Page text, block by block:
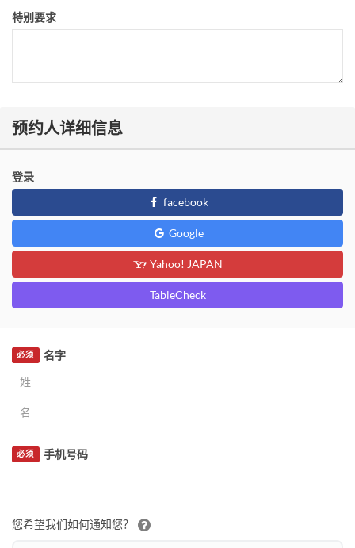
特别要求
预约人详细信息
登录
facebook
Google
Yahoo! JAPAN
TableCheck
名字
必须
手机号码
必须
您希望我们如何通知您？